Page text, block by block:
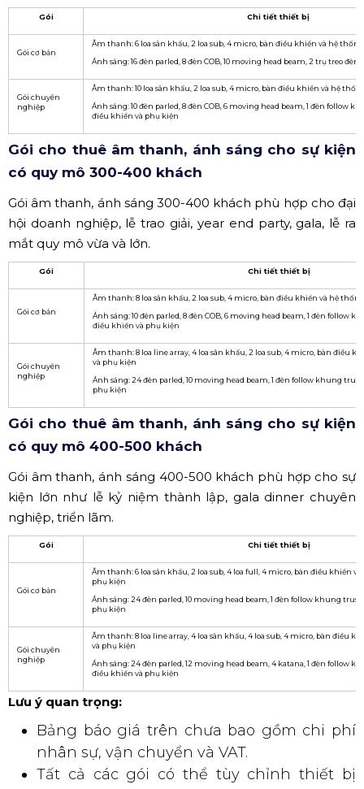
Gói Chi tiết thiết bị
Gói cơ bản
Âm thanh: 6 loa sân khấu, 2 loa sub, 4 micro, bàn điều khiển và hệ
Ánh sáng: 16 đèn parled, 8 đèn COB, 10 moving head beam, 2 trụ treo
Gói chuyên
nghiệp
Âm thanh: 10 loa sân khấu, 2 loa sub, 4 micro, bàn điều khiển và hệ
Ánh sáng: 10 đèn parled, 8 đèn COB, 6 moving head beam, 1 đèn follow
điều khiển và phụ kiện
Gói cho thuê âm thanh, ánh sáng cho sự kiện
có quy mô 300-400 khách
Gói âm thanh, ánh sáng 300-400 khách phù hợp cho đại
hội doanh nghiệp, lễ trao giải, year end party, gala, lễ ra
mắt quy mô vừa và lớn.
Gói Chi tiết thiết bị
Gói cơ bản
Âm thanh: 8 loa sân khấu, 2 loa sub, 4 micro, bàn điều khiển và hệ
Ánh sáng: 10 đèn parled, 8 đèn COB, 6 moving head beam, 1 đèn follow
điều khiển và phụ kiện
Gói chuyên
nghiệp
Âm thanh: 8 loa line array, 4 loa sân khấu, 2 loa sub, 4 micro, bàn điều
và phụ kiện
Ánh sáng: 24 đèn parled, 10 moving head beam, 1 đèn follow khung
phụ kiện
Gói cho thuê âm thanh, ánh sáng cho sự kiện
có quy mô 400-500 khách
Gói âm thanh, ánh sáng 400-500 khách phù hợp cho sự
kiện lớn như lễ kỷ niệm thành lập, gala dinner chuyên
nghiệp, triển lãm.
Gói Chi tiết thiết bị
Gói cơ bản
Âm thanh: 6 loa sân khấu, 2 loa sub, 4 loa full, 4 micro, bàn điều khiển
phụ kiện
Ánh sáng: 24 đèn parled, 10 moving head beam, 1 đèn follow khung
phụ kiện
Gói chuyên
nghiệp
Âm thanh: 8 loa line array, 4 loa sân khấu, 4 loa sub, 4 micro, bàn điều
và phụ kiện
Ánh sáng: 24 đèn parled, 12 moving head beam, 4 katana, 1 đèn follow
điều khiển và phụ kiện
Lưu ý quan trọng:
Bảng báo giá trên chưa bao gồm chi phí
nhân sự, vận chuyển và VAT.
Tất cả các gói có thể tùy chỉnh thiết bị